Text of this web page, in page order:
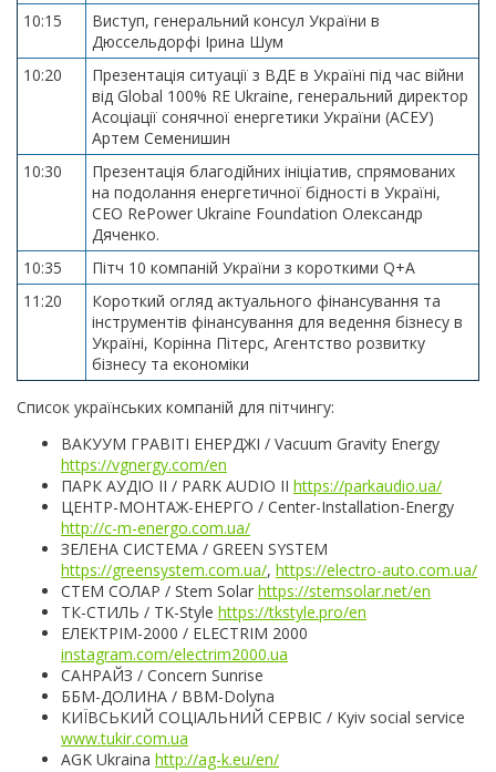
10:15
Виступ, генеральний консул України в
Дюссельдорфі Ірина Шум
10:20
Презентація ситуації з ВДЕ в Україні під час війни
від Global 100% RE Ukraine, генеральний директор
Асоціації сонячної енергетики України (АСЕУ)
Артем Семенишин
10:30
Презентація благодійних ініціатив, спрямованих
на подолання енергетичної бідності в Україні,
CEO RePower Ukraine Foundation Олександр
Дяченко.
10:35
Пітч 10 компаній України з короткими Q+A
11:20
Короткий огляд актуального фінансування та
інструментів фінансування для ведення бізнесу в
Україні, Корінна Пітерс, Агентство розвитку
бізнесу та економіки
Список українських компаній для пітчингу:
ВАКУУМ ГРАВІТІ ЕНЕРДЖІ / Vacuum Gravity Energy
https://vgnergy.com/en
ПАРК АУДІО ІІ / PARK AUDIO II https://parkaudio.ua/
ЦЕНТР-МОНТАЖ-ЕНЕРГО / Center-Installation-Energy
http://c-m-energo.com.ua/
ЗЕЛЕНА СИСТЕМА / GREEN SYSTEM
https://greensystem.com.ua/, https://electro-auto.com.ua/
СТЕМ СОЛАР / Stem Solar https://stemsolar.net/en
ТК-СТИЛЬ / TK-Style https://tkstyle.pro/en
ЕЛЕКТРІМ-2000 / ELECTRIM 2000
instagram.com/electrim2000.ua
САНРАЙЗ / Concern Sunrise
ББМ-ДОЛИНА / BBM-Dolyna
КИЇВСЬКИЙ СОЦІАЛЬНИЙ СЕРВІС / Kyiv social service
www.tukir.com.ua
AGK Ukraina http://ag-k.eu/en/